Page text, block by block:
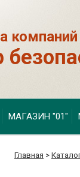
компаний
МАГАЗИН "01"
Главная >